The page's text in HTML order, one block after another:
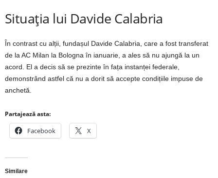
Situația lui Davide Calabria
În contrast cu alții, fundașul Davide Calabria, care a fost transferat
de la AC Milan la Bologna în ianuarie, a ales să nu ajungă la un
acord. El a decis să se prezinte în fața instanței federale,
demonstrând astfel că nu a dorit să accepte condițiile impuse de
anchetă.
Partajează asta:
Facebook X
Similare